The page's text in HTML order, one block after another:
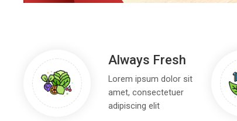
Always Fresh
Lorem ipsum dolor sit
amet, consectetuer
adipiscing elit